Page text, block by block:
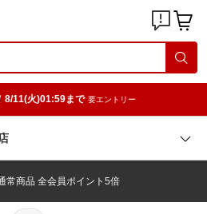
8/11(火)01:59まで 要エントリー
常商品 全会員ポイント5倍